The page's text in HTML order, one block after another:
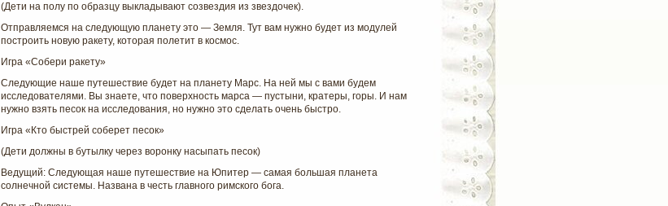
(Дети на полу по образцу выкладывают созвездия из звездочек).
Отправляемся на следующую планету это — Земля. Тут вам нужно будет из модулей
построить новую ракету, которая полетит в космос.
Игра «Собери ракету»
Следующие наше путешествие будет на планету Марс. На ней мы с вами будем
исследователями. Вы знаете, что поверхность марса — пустыни, кратеры, горы. И нам
нужно взять песок на исследования, но нужно это сделать очень быстро.
Игра «Кто быстрей соберет песок»
(Дети должны в бутылку через воронку насыпать песок)
Ведущий: Следующая наше путешествие на Юпитер — самая большая планета
солнечной системы. Названа в честь главного римского бога.